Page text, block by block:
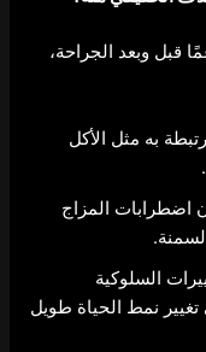
قبل وبعد الجراحة،
به مثل الأكل
اضطرابات المزاج
السلوكية
تغيير نمط الحياة طويل